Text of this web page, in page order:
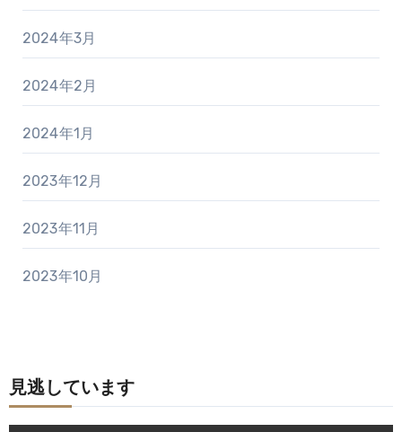
2024年3月
2024年2月
2024年1月
2023年12月
2023年11月
2023年10月
見逃しています